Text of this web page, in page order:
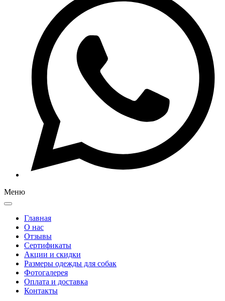
Меню
Главная
О нас
Отзывы
Сертификаты
Акции и скидки
Размеры одежды для собак
Фотогалерея
Оплата и доставка
Контакты